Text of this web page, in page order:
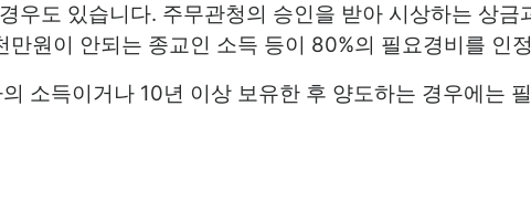
우도 있습니다. 주무관청의 승인을 받아 시상하는 상
만원이 안되는 종교인 소득 등이 80%의 필요경비를 인
소득이거나 10년 이상 보유한 후 양도하는 경우에는